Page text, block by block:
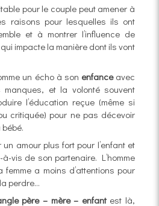
pour le couple peut amener à
raisons pour lesquelles ils ont
et à montrer l’influence de
impacte la manière dont ils vont
un écho à son enfanceavec
et la volonté souvent
l’éducation reçue (même si
critiquée) pour ne pas décevoir
amour plus fort pour l’enfant et
vis de son partenaire. L’homme
a moins d’attentions pour
perdre…
père – mère – enfantest là,